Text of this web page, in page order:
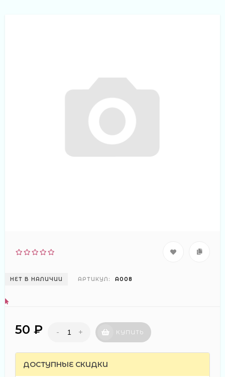
НЕТ В НАЛИЧИИ АРТИКУЛ: А008
50 ₽ - + КУПИТЬ
ДОСТУПНЫЕ СКИДКИ